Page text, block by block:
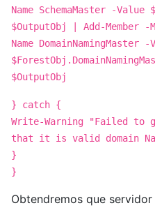
Name SchemaMaster -Value
$OutputObj | Add-Member -
Name DomainNamingMaster -
$OutputObj
} catch {
Write-Warning "Failed to
that it is valid domain
}
}
Obtendremos que